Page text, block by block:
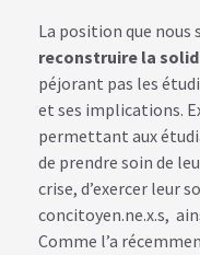
La position que
reconstruire la
péjorant pas les
et ses implications.
permettant aux
de prendre soin de
crise, d’exercer leur
concitoyen.ne.x.s,
Comme l’a